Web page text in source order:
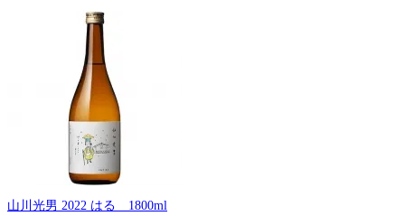
山川光男 2022 はる 1800ml